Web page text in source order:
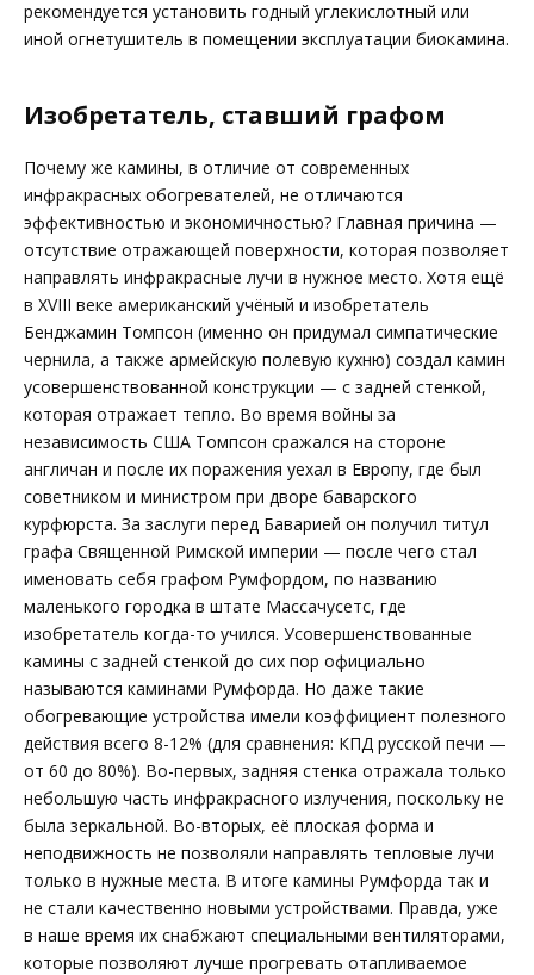
рекомендуется установить годный углекислотный или
иной огнетушитель в помещении эксплуатации биокамина.
Изобретатель, ставший графом
Почему же камины, в отличие от современных
инфракрасных обогревателей, не отличаются
эффективностью и экономичностью? Главная причина —
отсутствие отражающей поверхности, которая позволяет
направлять инфракрасные лучи в нужное место. Хотя ещё
в XVIII веке американский учёный и изобретатель
Бенджамин Томпсон (именно он придумал симпатические
чернила, а также армейскую полевую кухню) создал камин
усовершенствованной конструкции — с задней стенкой,
которая отражает тепло. Во время войны за
независимость США Томпсон сражался на стороне
англичан и после их поражения уехал в Европу, где был
советником и министром при дворе баварского
курфюрста. За заслуги перед Баварией он получил титул
графа Священной Римской империи — после чего стал
именовать себя графом Румфордом, по названию
маленького городка в штате Массачусетс, где
изобретатель когда-то учился. Усовершенствованные
камины с задней стенкой до сих пор официально
называются каминами Румфорда. Но даже такие
обогревающие устройства имели коэффициент полезного
действия всего 8-12% (для сравнения: КПД русской печи —
от 60 до 80%). Во-первых, задняя стенка отражала только
небольшую часть инфракрасного излучения, поскольку не
была зеркальной. Во-вторых, её плоская форма и
неподвижность не позволяли направлять тепловые лучи
только в нужные места. В итоге камины Румфорда так и
не стали качественно новыми устройствами. Правда, уже
в наше время их снабжают специальными вентиляторами,
которые позволяют лучше прогревать отапливаемое